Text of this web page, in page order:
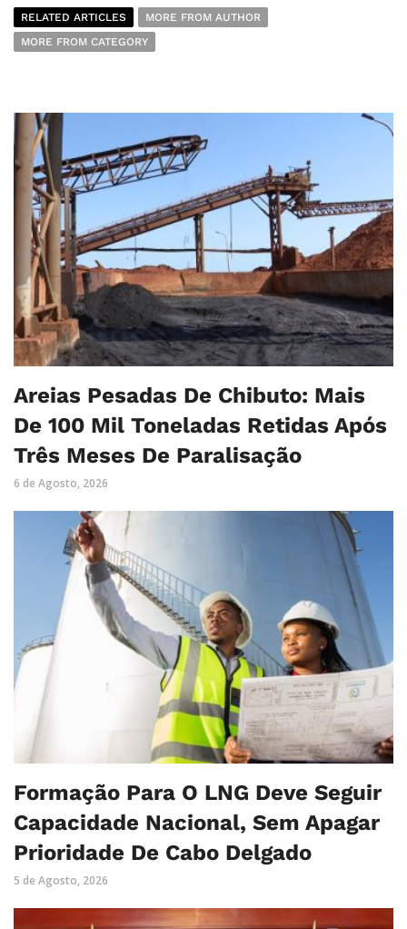
RELATED ARTICLES
MORE FROM AUTHOR
MORE FROM CATEGORY
Areias Pesadas De Chibuto: Mais
De 100 Mil Toneladas Retidas Após
Três Meses De Paralisação
6 de Agosto, 2026
Formação Para O LNG Deve Seguir
Capacidade Nacional, Sem Apagar
Prioridade De Cabo Delgado
5 de Agosto, 2026